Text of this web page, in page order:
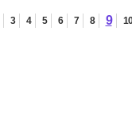
3 4 5 6 7 8 9 10